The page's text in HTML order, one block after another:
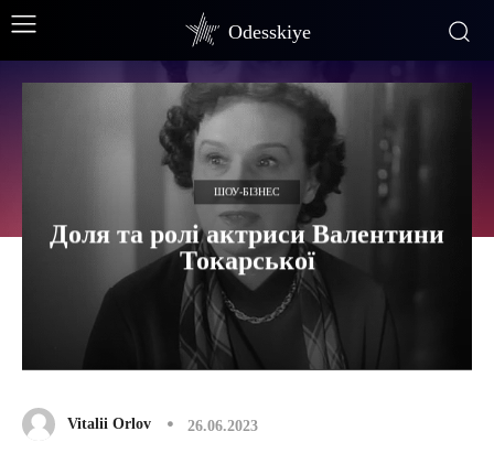
Odesskiye
ШОУ-БІЗНЕС
Доля та ролі актриси Валентини
Токарської
Vitalii Orlov 26.06.2023